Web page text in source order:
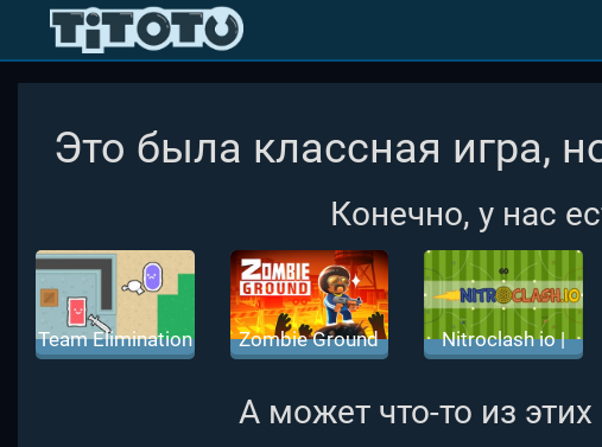
Это была классная игра,
Конечно, у нас
Team Elimination
Zombie Ground
Nitroclash io |
А может что-то из